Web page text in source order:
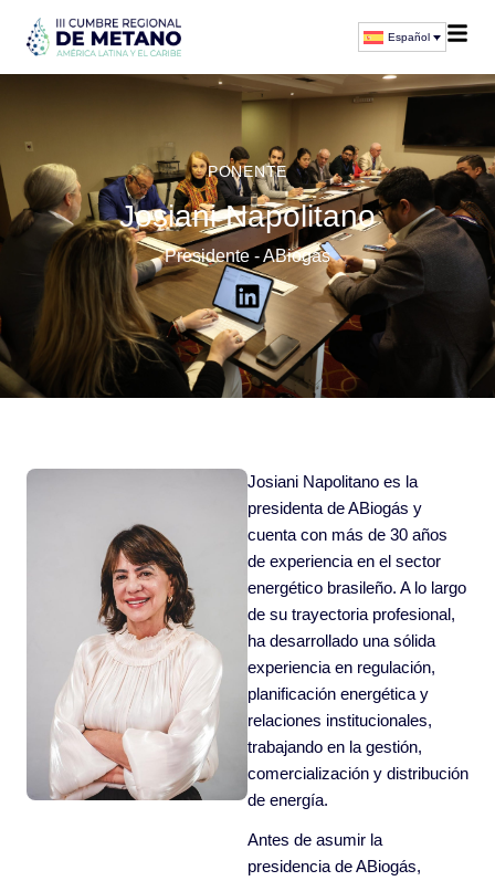
Español
PONENTE
Josiani Napolitano
Presidente - ABiogás
Josiani Napolitano es la
presidenta de ABiogás y
cuenta con más de 30 años
de experiencia en el sector
energético brasileño. A lo largo
de su trayectoria profesional,
ha desarrollado una sólida
experiencia en regulación,
planificación energética y
relaciones institucionales,
trabajando en la gestión,
comercialización y distribución
de energía.
Antes de asumir la
presidencia de ABiogás,